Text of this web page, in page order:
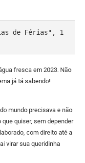
de Férias", 1
fresca em 2023. Não
já tá sabendo!
mundo precisava e não
quiser, sem depender
com direito até a
virar sua queridinha